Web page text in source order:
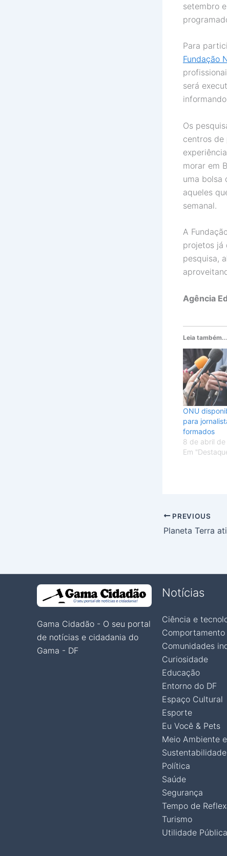
setembro
Para
Fundação
será
Os
centros de
morar em
uma bolsa
aqueles
semanal.
A
projetos já
pesquisa,
Agência
Leia também...
ONU
para
formados
8 de abril de
Em
PREVIOUS
Gama Cidadão - O seu portal
de notícias e cidadania do
Gama - DF
Notícias
Ciência e
Comportamento
Comunidades
Curiosidade
Educação
Entorno do DF
Espaço Cultural
Esporte
Eu Você & Pets
Meio Ambiente e
Sustentabilidade
Política
Saúde
Segurança
Tempo de
Turismo
Utilidade Pública